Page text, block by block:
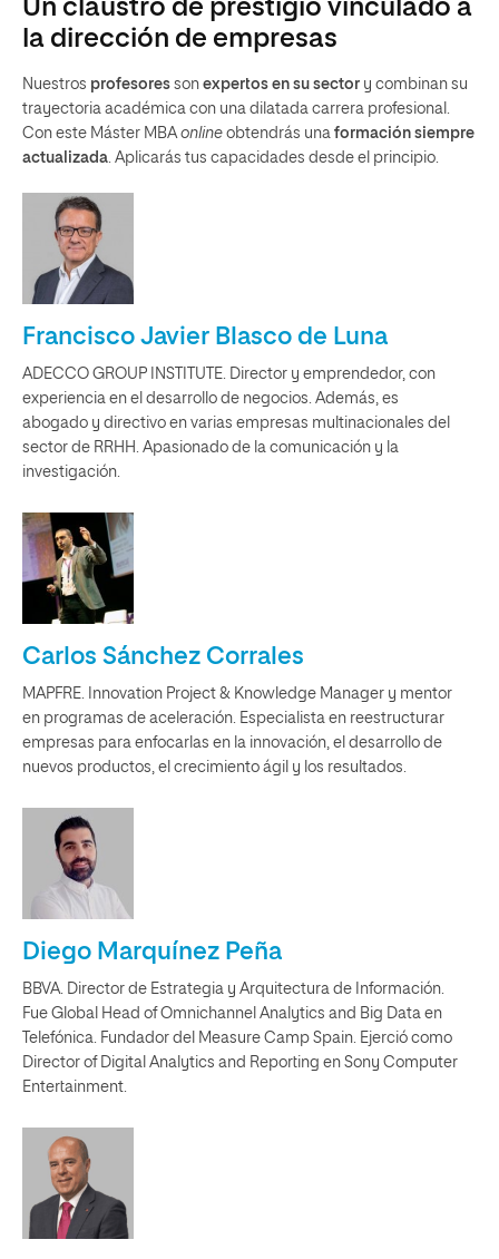
Un claustro de prestigio vinculado a
la dirección de empresas
Nuestros profesores son expertos en su sector y combinan su
trayectoria académica con una dilatada carrera profesional.
Con este Máster MBAonline obtendrás una formación siempre
actualizada. Aplicarás tus capacidades desde el principio.
Francisco Javier Blasco de Luna
ADECCO GROUP INSTITUTE. Director y emprendedor, con
experiencia en el desarrollo de negocios. Además, es
abogado y directivo en varias empresas multinacionales del
sector de RRHH. Apasionado de la comunicación y la
investigación.
Carlos Sánchez Corrales
MAPFRE. Innovation Project & Knowledge Manager y mentor
en programas de aceleración. Especialista en reestructurar
empresas para enfocarlas en la innovación, el desarrollo de
nuevos productos, el crecimiento ágil y los resultados.
Diego Marquínez Peña
BBVA. Director de Estrategia y Arquitectura de Información.
Fue Global Head of Omnichannel Analytics and Big Data en
Telefónica. Fundador del Measure Camp Spain. Ejerció como
Director of Digital Analytics and Reporting en Sony Computer
Entertainment.